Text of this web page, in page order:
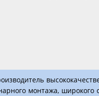
монтажа, широкого